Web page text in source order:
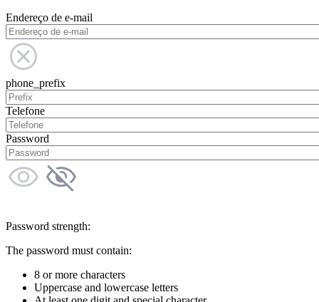
Endereço de e-mail
phone_prefix
Telefone
Password
Password strength:
The password must contain:
8 or more characters
Uppercase and lowercase letters